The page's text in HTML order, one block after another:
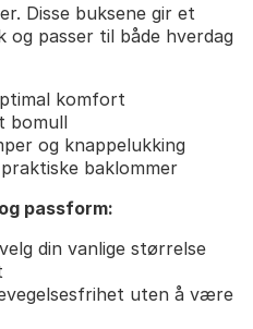
Disse buksene gir et
passer til både hverdag
komfort
bomull
og knappelukking
baklommer
passform:
din vanlige størrelse
uten å være